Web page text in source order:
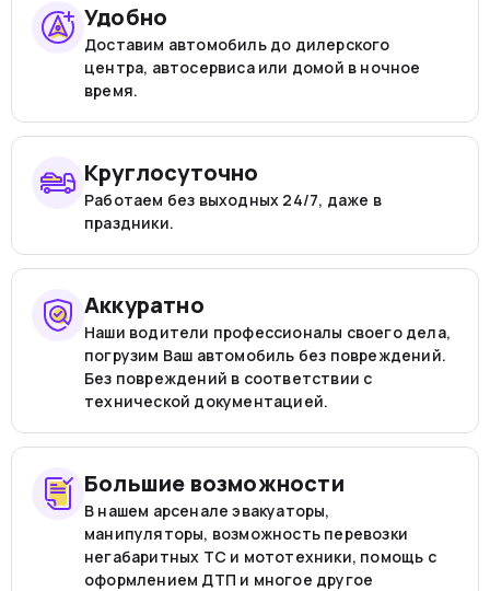
Удобно
Доставим автомобиль до дилерского
центра, автосервиса или домой в ночное
время.
Круглосуточно
Работаем без выходных 24/7, даже в
праздники.
Аккуратно
Наши водители профессионалы своего дела,
погрузим Ваш автомобиль без повреждений.
Без повреждений в соответствии с
технической документацией.
Большие возможности
В нашем арсенале эвакуаторы,
манипуляторы, возможность перевозки
негабаритных ТС и мототехники, помощь с
оформлением ДТП и многое другое